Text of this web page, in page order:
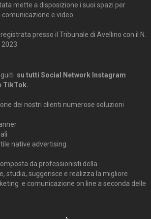
mette a disposizione i suoi spazi per
e video.
presso il Tribunale di Avellino con il N.
su tutti Social Network Instagram
TikTok.
dei nostri clienti numerose soluzioni
native advertising.
da professionisti della
studia, suggerisce e realizza la migliore
e comunicazione on line a seconda delle